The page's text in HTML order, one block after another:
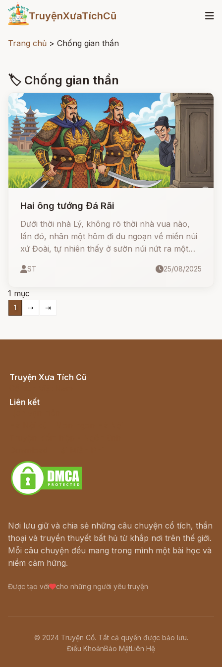
TruyệnXưaTíchCũ
Trang chủ > Chống gian thần
🏷 Chống gian thần
Hai ông tướng Đá Rãi
Dưới thời nhà Lý, không rõ thời nhà vua nào,
lần đó, nhân một hôm đi du ngoạn về miền núi
xứ Đoài, tự nhiên thấy ở sườn núi nứt ra một
thường, mỗi người vác trên vai một phiến đá
nhọc.
ST 25/08/2025
1 mục
1 ⇢ ⇥
Truyện Xưa Tích Cũ
Liên kết
Nơi lưu giữ và chia sẻ những câu chuyện cổ tích, thần
thoại và truyền thuyết bất hủ từ khắp nơi trên thế giới.
Mỗi câu chuyện đều mang trong mình một bài học và
niềm cảm hứng.
Được tạo với cho những người yêu truyện
© 2024 Truyện Cổ. Tất cả quyền được bảo lưu.
Điều KhoảnBảo MậtLiên Hệ